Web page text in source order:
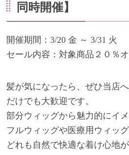
同時開催】
開催期間：3/20 金 ～ 3/31 火
セール内容：対象商品２０％
髪が気になったら、ぜひ当店
だけでも大歓迎です。
部分ウィッグから魅力的にイ
フルウィッグや医療用ウィッ
どれも自然で快適な着け心地が